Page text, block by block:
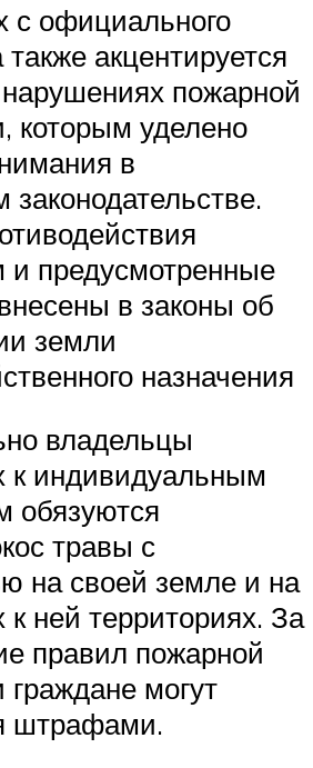
с официального
акцентируется
пожарной
которым уделено
в
предусмотренные
в законы об
земли
назначения
владельцы
к индивидуальным
травы с
на своей земле и на
ней территориях. За
правил пожарной
граждане могут
штрафами.